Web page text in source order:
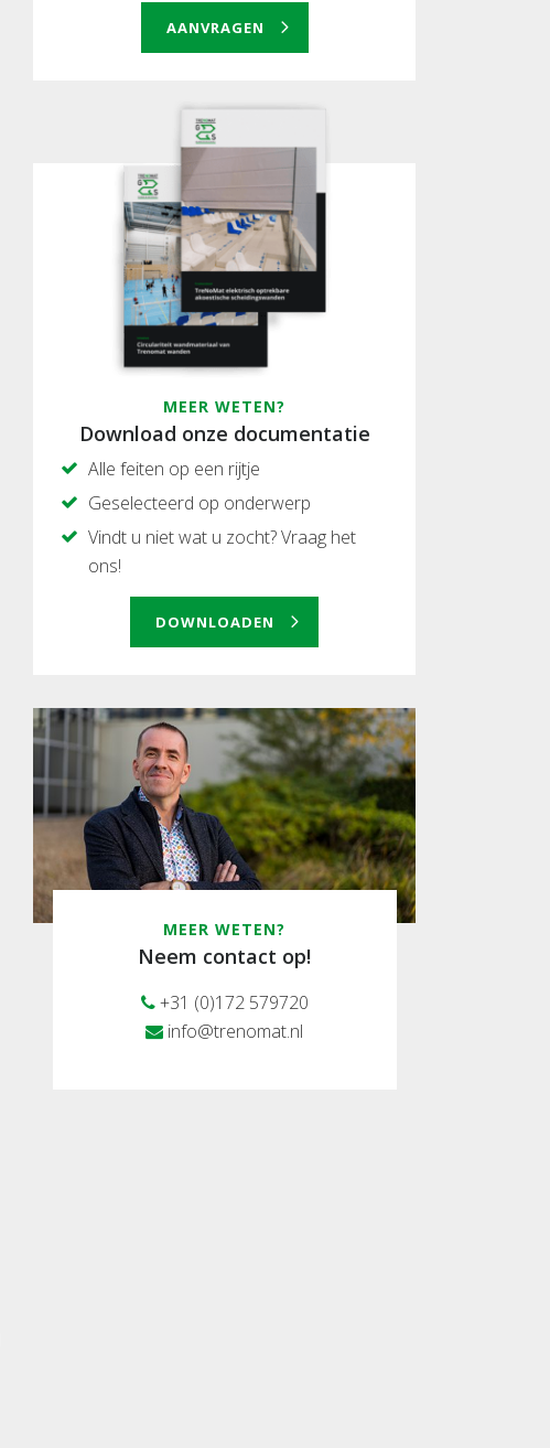
AANVRAGEN
MEER WETEN?
Download onze documentatie
Alle feiten op een rijtje
Geselecteerd op onderwerp
Vindt u niet wat u zocht? Vraag het
ons!
DOWNLOADEN
MEER WETEN?
Neem contact op!
+31 (0)172 579720
info@trenomat.nl